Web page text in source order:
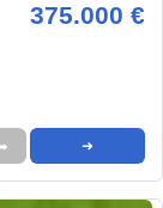
375.000 €
➜